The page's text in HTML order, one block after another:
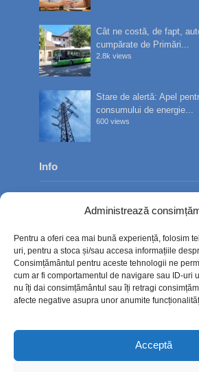
Administrează
Pentru a oferi cea mai bună experiență, folosim
uri, pentru a stoca și/sau accesa informațiile
Consimțământul pentru aceste tehnologii ne
cum ar fi comportamentul de navigare sau ID-uri
nu îți dai consimțământul sau îți retragi
afecte negative asupra unor anumite
Acceptă
Cât ne costă, de fapt,
cumpărate de Primări...
2.8k views
Stare de alertă: Apel
consumului de energie...
600 views
Info
Contact
Politica de confidențialitate
Politică cookie-uri (UE)